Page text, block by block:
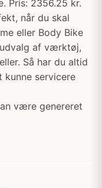
Pris: 2356.25 kr.
når du skal
eller Body Bike
af værktøj,
Så har du altid
kunne servicere
være genereret